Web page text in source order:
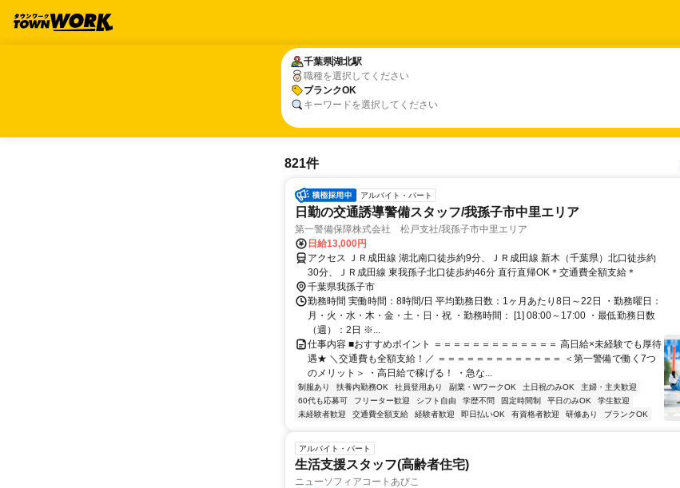
千葉県湖北駅
職種を選択してください
ブランクOK
キーワードを選択してください
千葉県湖北駅
ブランクOK
821件
アルバイト・パート
日勤の交通誘導警備スタッフ/我孫子市中里エリア
第一警備保障株式会社 松戸支社/我孫子市中里エリア
日給13,000円
アクセス ＪＲ成田線 湖北南口徒歩約9分、ＪＲ成田線 新木（千葉県）北口徒歩約
30分、ＪＲ成田線 東我孫子北口徒歩約46分 直行直帰OK＊交通費全額支給＊
千葉県我孫子市
勤務時間 実働時間：8時間/日 平均勤務日数：1ヶ月あたり8日～22日 ・勤務曜日：
月・火・水・木・金・土・日・祝 ・勤務時間： [1] 08:00～17:00 ・最低勤務日数
（週）：2日 ※...
仕事内容 ■おすすめポイント ＝＝＝＝＝＝＝＝＝＝＝＝＝ 高日給×未経験でも厚待
遇★ ＼交通費も全額支給！／ ＝＝＝＝＝＝＝＝＝＝＝＝＝ ＜第一警備で働く7つ
のメリット＞ ・高日給で稼げる！ ・急な...
制服あり 扶養内勤務OK 社員登用あり 副業・WワークOK 土日祝のみOK
主婦・主夫歓迎
60代も応募可
フリーター歓迎 シフト自由 学歴不問 固定時間制 平日のみOK
学生歓迎
未経験者歓迎
交通費全額支給 経験者歓迎 即日払いOK 有資格者歓迎 研修あり ブランクOK
アルバイト・パート
生活支援スタッフ(高齢者住宅)
ニューソフィアコートあびこ